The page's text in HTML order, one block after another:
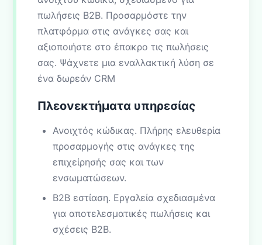
πωλήσεις B2B. Προσαρμόστε την
πλατφόρμα στις ανάγκες σας και
αξιοποιήστε στο έπακρο τις πωλήσεις
σας. Ψάχνετε μια εναλλακτική λύση σε
ένα δωρεάν CRM
Πλεονεκτήματα υπηρεσίας
Ανοιχτός κώδικας. Πλήρης ελευθερία
προσαρμογής στις ανάγκες της
επιχείρησής σας και των
ενσωματώσεων.
B2B εστίαση. Εργαλεία σχεδιασμένα
για αποτελεσματικές πωλήσεις και
σχέσεις B2B.